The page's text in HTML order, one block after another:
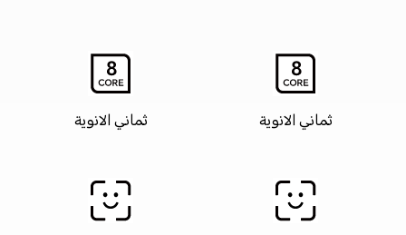
ثماني الانوية ثماني الانوية